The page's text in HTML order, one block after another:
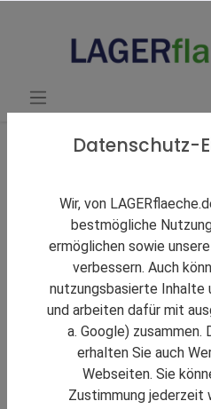
Themen Rund um Lager
Transaktionen über 100
Datenschutz-
Wir, von
bestmögliche
ermöglichen sowie
verbessern. Auch
nutzungsbasierte Inhalte
und arbeiten dafür mit
a. Google) zusammen.
erhalten Sie auch
Webseiten. Sie
Zustimmung jederzeit